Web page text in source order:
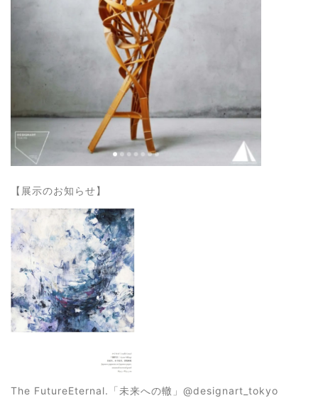
【展示のお知らせ】
The FutureEternal.「未来への轍」@designart_tokyo